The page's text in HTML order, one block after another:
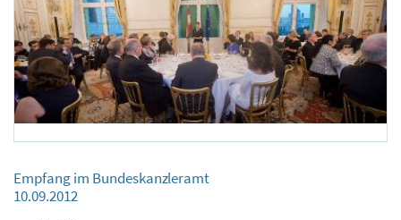
Empfang im Bundeskanzleramt
Empfang im Bundeskanzleramt
10.09.2012